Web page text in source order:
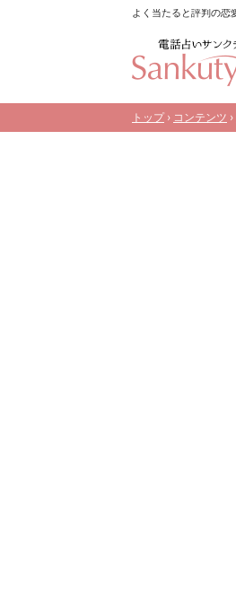
よく当たると評判の恋
トップ› コンテンツ ›